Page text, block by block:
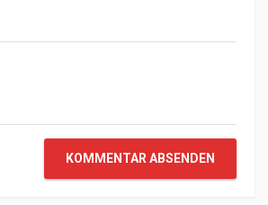
KOMMENTAR ABSENDEN